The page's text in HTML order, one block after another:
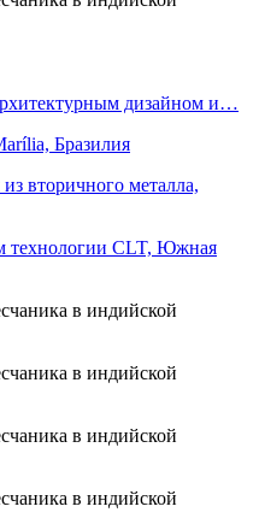
дизайном и…
Бразилия
вторичного металла,
технологии CLT, Южная